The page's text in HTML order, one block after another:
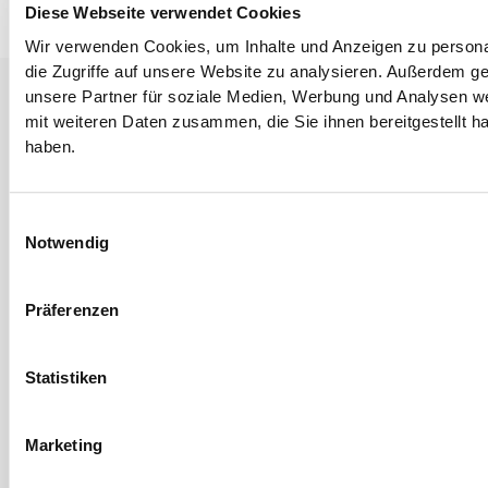
Diese Webseite verwendet Cookies
Wir verwenden Cookies, um Inhalte und Anzeigen zu
die Zugriffe auf unsere Website zu analysieren. Außerdem
unsere Partner für soziale Medien, Werbung und Analysen
mit weiteren Daten zusammen, die Sie ihnen bereitgestellt
haben.
Notwendig
Präferenzen
Statistiken
Marketing